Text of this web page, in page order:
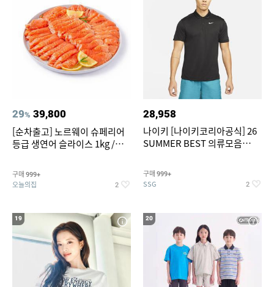
29% 39,800
[순차출고] 노르웨이 슈페리어
등급 생연어 슬라이스 1kg /
구매 999+
오늘의집 2
28,958
나이키 [나이키코리아공식] 26
SUMMER BEST 의류모음
구매 999+
SSG 2
19 20